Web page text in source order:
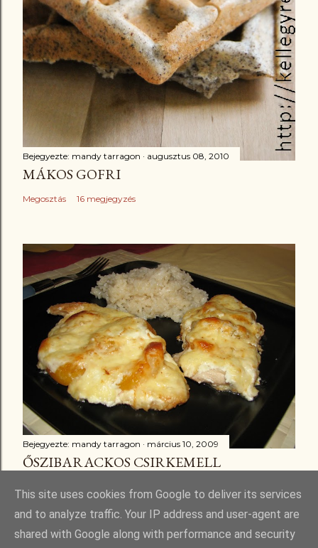
Bejegyezte: mandy tarragon augusztus 08, 2010
MÁKOS GOFRI
Megosztás 16 megjegyzés
Bejegyezte: mandy tarragon március 10, 2009
ŐSZIBARACKOS CSIRKEMELL
This site uses cookies from Google to deliver its services
and to analyze traffic. Your IP address and user-agent are
shared with Google along with performance and security